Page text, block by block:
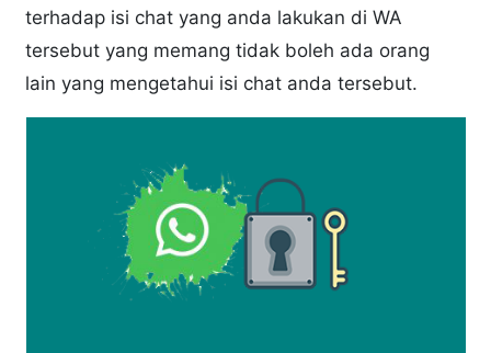
terhadap isi chat yang anda lakukan di WA
tersebut yang memang tidak boleh ada orang
lain yang mengetahui isi chat anda tersebut.